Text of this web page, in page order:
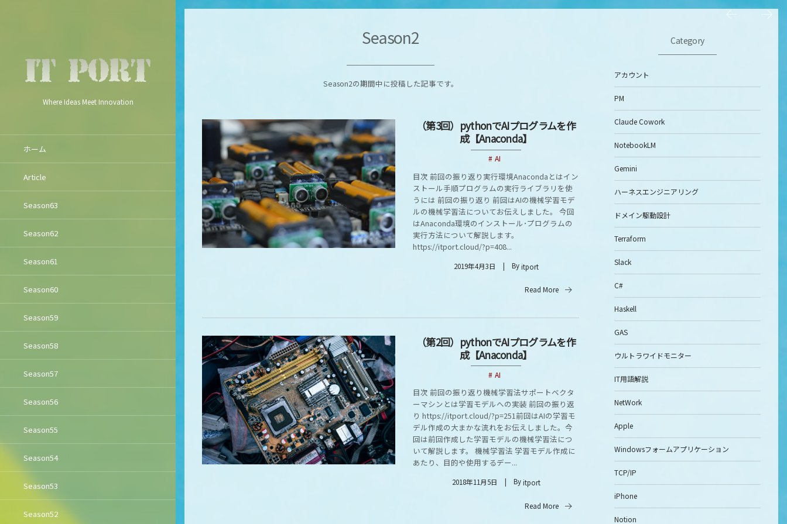
Where Ideas Meet Innovation
ホーム
Article
Season63
Season62
Season61
Season60
Season59
Season58
Season57
Season56
Season55
Season54
Season53
Season52
Season2
Season2の期間中に投稿した記事です。
（第3回）pythonでAIプログラムを作
成【Anaconda】
AI
目次 前回の振り返り実行環境Anacondaとはイン
ストール手順プログラムの実行ライブラリを使
うには 前回の振り返り 前回はAIの機械学習モデ
ルの機械学習法についてお伝えしました。 今回
はAnaconda環境のインストール･プログラムの
実行方法について解説します。
https://itport.cloud/?p=408...
2019年4月3日 Byitport
Read More
（第2回）pythonでAIプログラムを作
成【Anaconda】
AI
目次 前回の振り返り機械学習法サポートベクタ
ーマシンとは学習モデルへの実装 前回の振り返
り https://itport.cloud/?p=251前回はAIの学習モ
デル作成の大まかな流れをお伝えしました。今
回は前回作成した学習モデルの機械学習法につ
いて解説します。 機械学習法 学習モデル作成に
あたり、目的や使用するデー...
2018年11月5日 Byitport
Read More
Category
アカウント
PM
Claude Cowork
NotebookLM
Gemini
ハーネスエンジニアリング
ドメイン駆動設計
Terraform
Slack
C#
Haskell
GAS
ウルトラワイドモニター
IT用語解説
NetWork
Apple
Windowsフォームアプリケーション
TCP/IP
iPhone
Notion